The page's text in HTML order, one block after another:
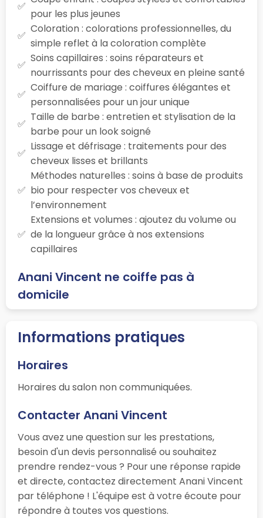
pour les plus jeunes
Coloration : colorations professionnelles, du
simple reflet à la coloration complète
Soins capillaires : soins réparateurs et
nourrissants pour des cheveux en pleine santé
Coiffure de mariage : coiffures élégantes et
personnalisées pour un jour unique
Taille de barbe : entretien et stylisation de la
barbe pour un look soigné
Lissage et défrisage : traitements pour des
cheveux lisses et brillants
Méthodes naturelles : soins à base de produits
bio pour respecter vos cheveux et
l’environnement
Extensions et volumes : ajoutez du volume ou
de la longueur grâce à nos extensions
capillaires
Anani Vincent ne coiffe pas à
domicile
Informations pratiques
Horaires
Horaires du salon non communiquées.
Contacter Anani Vincent
Vous avez une question sur les prestations,
besoin d'un devis personnalisé ou souhaitez
prendre rendez-vous ? Pour une réponse rapide
et directe, contactez directement Anani Vincent
par téléphone ! L'équipe est à votre écoute pour
répondre à toutes vos questions.